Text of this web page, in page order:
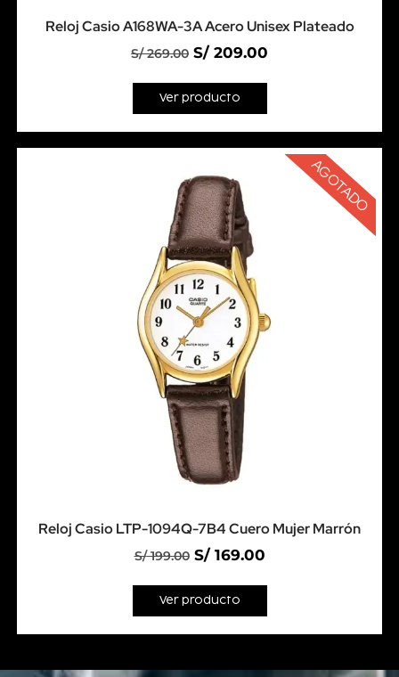
Reloj Casio A168WA-3A Acero Unisex Plateado
S/269.00 S/ 209.00
Ver producto
AGOTADO
Reloj Casio LTP-1094Q-7B4 Cuero Mujer Marrón
S/199.00 S/169.00
Ver producto